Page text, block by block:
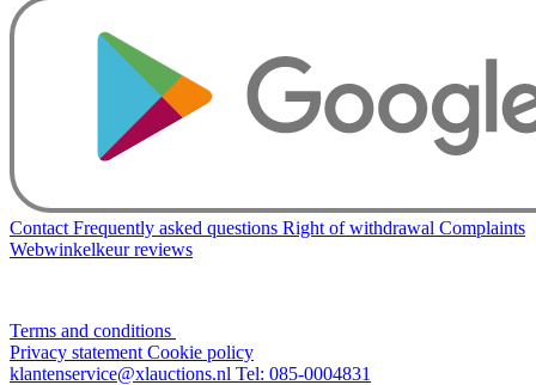
Contact Frequently asked questions Right of withdrawal Complaints
Webwinkelkeur reviews
Terms and conditions
Privacy statement Cookie policy
klantenservice@xlauctions.nl Tel: 085-0004831